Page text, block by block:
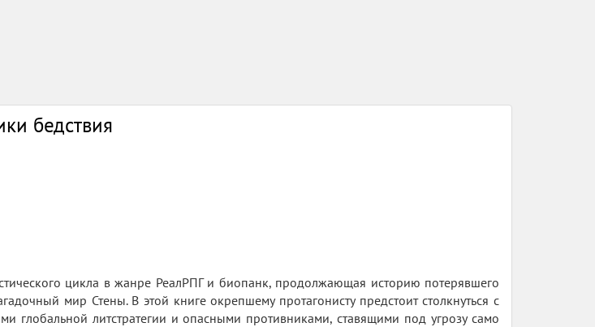
бедствия
цикла в жанре РеалРПГ и биопанк, продолжающая историю потерявшего
мир Стены. В этой книге окрепшему протагонисту предстоит столкнуться с
глобальной литстратегии и опасными противниками, ставящими под угрозу само